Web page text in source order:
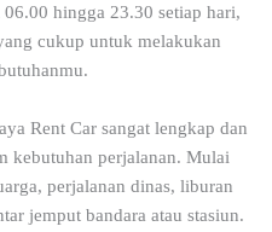
hingga 23.30 setiap hari,
cukup untuk melakukan
Rent Car sangat lengkap dan
kebutuhan perjalanan. Mulai
perjalanan dinas, liburan
jemput bandara atau stasiun.